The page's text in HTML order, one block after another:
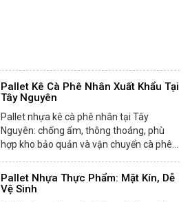
Pallet Kê Cà Phê Nhân Xuất Khẩu Tại
Tây Nguyên
Pallet nhựa kê cà phê nhân tại Tây
Nguyên: chống ẩm, thông thoáng, phù
hợp kho bảo quản và vận chuyển cà phê
Pallet Nhựa Thực Phẩm: Mặt Kín, Dễ
Vệ Sinh